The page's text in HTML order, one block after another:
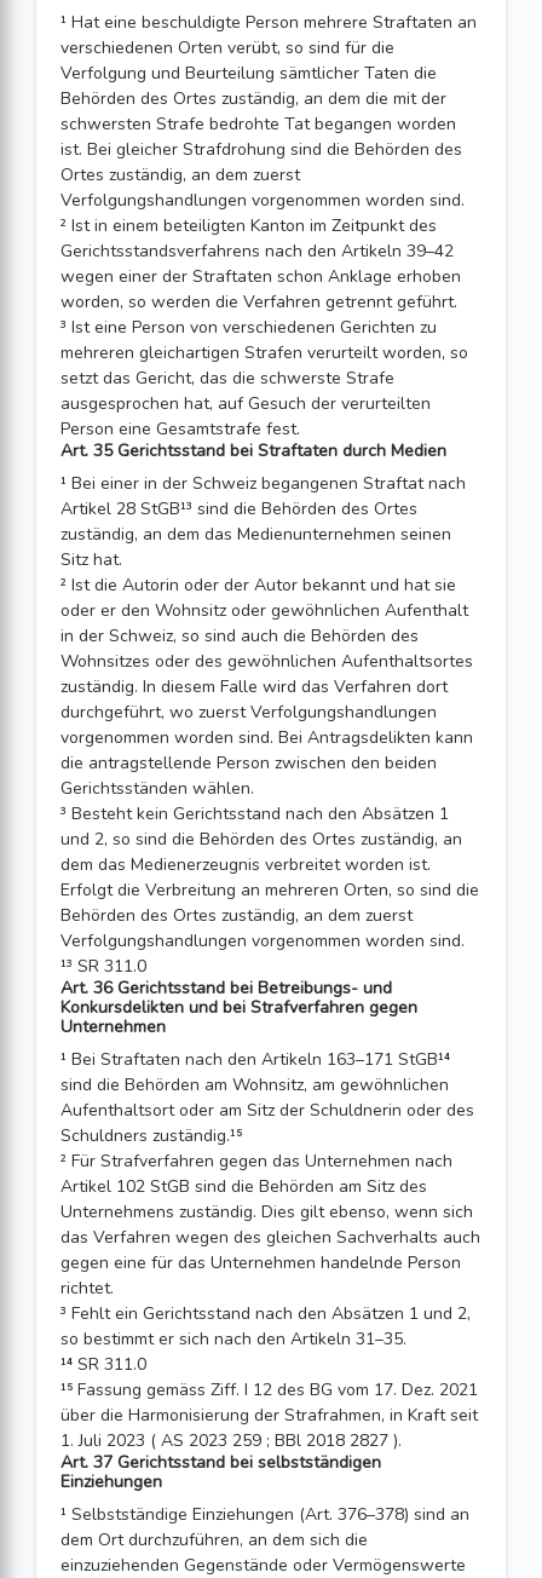
¹ Hat eine beschuldigte Person mehrere Straftaten an
verschiedenen Orten verübt, so sind für die
Verfolgung und Beurteilung sämtlicher Taten die
Behörden des Ortes zuständig, an dem die mit der
schwersten Strafe bedrohte Tat begangen worden
ist. Bei gleicher Strafdrohung sind die Behörden des
Ortes zuständig, an dem zuerst
Verfolgungshandlungen vorgenommen worden sind.
² Ist in einem beteiligten Kanton im Zeitpunkt des
Gerichtsstandsverfahrens nach den Artikeln 39–42
wegen einer der Straftaten schon Anklage erhoben
worden, so werden die Verfahren getrennt geführt.
³ Ist eine Person von verschiedenen Gerichten zu
mehreren gleichartigen Strafen verurteilt worden, so
setzt das Gericht, das die schwerste Strafe
ausgesprochen hat, auf Gesuch der verurteilten
Person eine Gesamtstrafe fest.
Art. 35 Gerichtsstand bei Straftaten durch Medien
¹ Bei einer in der Schweiz begangenen Straftat nach
Artikel 28 StGB¹³ sind die Behörden des Ortes
zuständig, an dem das Medienunternehmen seinen
Sitz hat.
² Ist die Autorin oder der Autor bekannt und hat sie
oder er den Wohnsitz oder gewöhnlichen Aufenthalt
in der Schweiz, so sind auch die Behörden des
Wohnsitzes oder des gewöhnlichen Aufenthaltsortes
zuständig. In diesem Falle wird das Verfahren dort
durchgeführt, wo zuerst Verfolgungshandlungen
vorgenommen worden sind. Bei Antragsdelikten kann
die antragstellende Person zwischen den beiden
Gerichtsständen wählen.
³ Besteht kein Gerichtsstand nach den Absätzen 1
und 2, so sind die Behörden des Ortes zuständig, an
dem das Medienerzeugnis verbreitet worden ist.
Erfolgt die Verbreitung an mehreren Orten, so sind die
Behörden des Ortes zuständig, an dem zuerst
Verfolgungshandlungen vorgenommen worden sind.
¹³ SR 311.0
Art. 36 Gerichtsstand bei Betreibungs- und
Konkursdelikten und bei Strafverfahren gegen
Unternehmen
¹ Bei Straftaten nach den Artikeln 163–171 StGB¹⁴
sind die Behörden am Wohnsitz, am gewöhnlichen
Aufenthaltsort oder am Sitz der Schuldnerin oder des
Schuldners zuständig.¹⁵
² Für Strafverfahren gegen das Unternehmen nach
Artikel 102 StGB sind die Behörden am Sitz des
Unternehmens zuständig. Dies gilt ebenso, wenn sich
das Verfahren wegen des gleichen Sachverhalts auch
gegen eine für das Unternehmen handelnde Person
richtet.
³ Fehlt ein Gerichtsstand nach den Absätzen 1 und 2,
so bestimmt er sich nach den Artikeln 31–35.
¹⁴ SR 311.0
¹⁵ Fassung gemäss Ziff. I 12 des BG vom 17. Dez. 2021
über die Harmonisierung der Strafrahmen, in Kraft seit
1. Juli 2023 ( AS 2023 259 ; BBl 2018 2827 ).
Art. 37 Gerichtsstand bei selbstständigen
Einziehungen
¹ Selbstständige Einziehungen (Art. 376–378) sind an
dem Ort durchzuführen, an dem sich die
einzuziehenden Gegenstände oder Vermögenswerte